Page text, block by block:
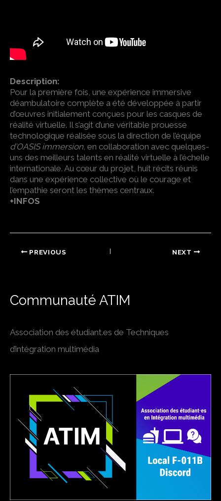
Description:
Pour la première fois, une expérience immersive
déambulatoire complète a été développée à partir
d’œuvres initialement conçues pour les casques de
réalité virtuelle. Il s’agit d’une véritable prouesse
technologique réalisée sous la direction de l’équipe
d’OASIS immersion, en collaboration avec quelques-
uns des meilleurs talents en réalité virtuelle à l’échelle
internationale. Au cœur du projet, huit récits réunis
dans une expérience collective où le courage et
l’empathie seront les thèmes centraux.
+INFOS
PREVIOUS NEXT
Communauté ATIM
Association des étudiant.es de Techniques
d’intégration multimédia